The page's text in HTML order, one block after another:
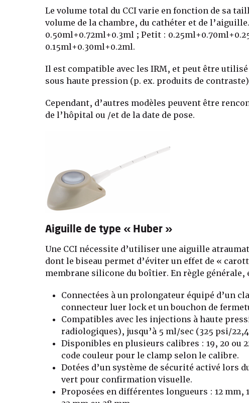
Le volume total du CCI varie en fonction de sa
volume de la chambre, du cathéter et de
0.50ml+0.72ml+0.3ml ; Petit :
0.15ml+0.30ml+0.2ml.
Il est compatible avec les IRM, et peut être
sous haute pression (p. ex. produits de
Cependant, d’autres modèles peuvent être
de l’hôpital ou /et de la date de pose.
Aiguille de type « Huber »
Une CCI nécessite d’utiliser une aiguille
dont le biseau permet d’éviter un effet de «
membrane silicone du boîtier. En règle générale,
Connectées à un prolongateur équipé d’un
connecteur luer lock et un bouchon de
Compatibles avec les injections à haute
radiologiques), jusqu’à 5 ml/sec (325 psi/
Disponibles en plusieurs calibres : 19, 20 ou
code couleur pour le clamp selon le calibre.
Dotées d’un système de sécurité activé lors
vert pour confirmation visuelle.
Proposées en différentes longueurs : 12 mm,